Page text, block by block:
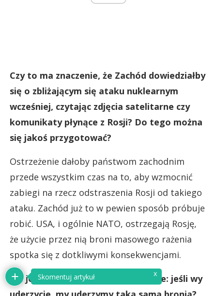
Czy to ma znaczenie, że Zachód dowiedziałby
się o zbliżającym się ataku nuklearnym
wcześniej, czytając zdjęcia satelitarne czy
komunikaty płynące z Rosji? Do tego można
się jakoś przygotować?
Ostrzeżenie dałoby państwom zachodnim
przede wszystkim czas na to, aby wzmocnić
zabiegi na rzecz odstraszenia Rosji od takiego
ataku. Zachód już to w pewien sposób próbuje
robić. USA, i ogólnie NATO, ostrzegają Rosję,
że użycie przez nią broni masowego rażenia
spotka się z dotkliwymi konsekwencjami.
Jak je odczytywać? Jako ostrzeżenie: jeśli wy